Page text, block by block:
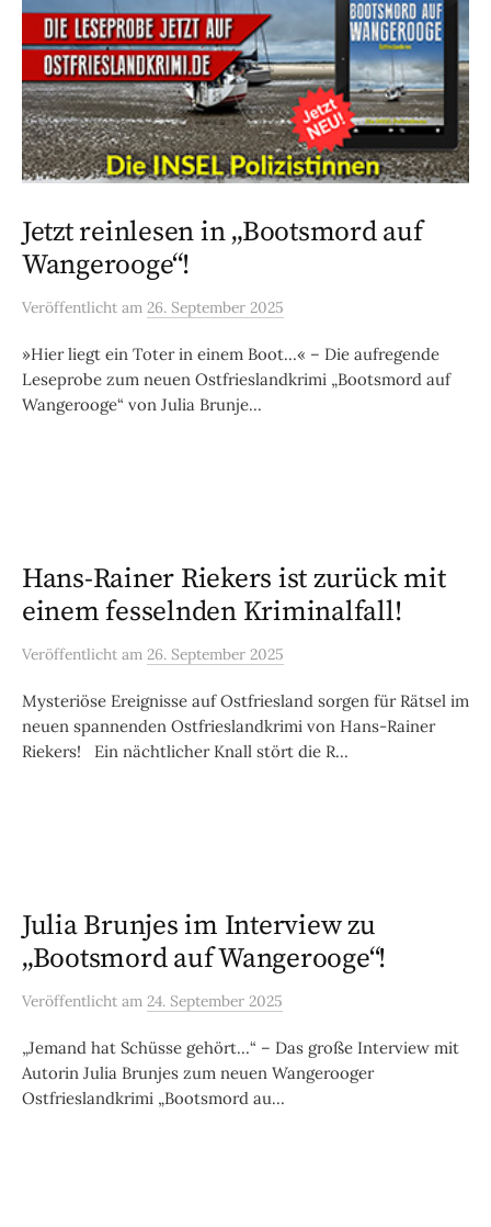
Jetzt reinlesen in „Bootsmord auf
Wangerooge“!
Veröffentlicht am 26. September 2025
»Hier liegt ein Toter in einem Boot…« – Die aufregende
Leseprobe zum neuen Ostfrieslandkrimi „Bootsmord auf
Wangerooge“ von Julia Brunje...
Hans-Rainer Riekers ist zurück mit
einem fesselnden Kriminalfall!
Veröffentlicht am 26. September 2025
Mysteriöse Ereignisse auf Ostfriesland sorgen für Rätsel im
neuen spannenden Ostfrieslandkrimi von Hans-Rainer
Riekers! Ein nächtlicher Knall stört die R...
Julia Brunjes im Interview zu
„Bootsmord auf Wangerooge“!
Veröffentlicht am 24. September 2025
„Jemand hat Schüsse gehört…“ – Das große Interview mit
Autorin Julia Brunjes zum neuen Wangerooger
Ostfrieslandkrimi „Bootsmord au...